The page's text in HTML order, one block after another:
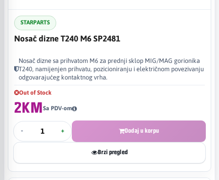
STARPARTS
Nosač dizne T240 M6 SP2481
Nosač dizne sa prihvatom M6 za prednji sklop MIG/MAG gorionika
T240, namijenjen prihvatu, pozicioniranju i električnom povezivanju
odgovarajućeg kontaktnog vrha.
Out of Stock
2KMSa PDV-om
- + Dodaj u korpu
Brzi pregled